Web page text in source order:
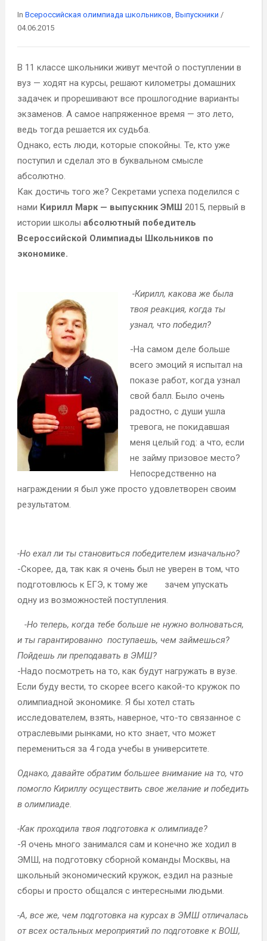
In Всероссийская олимпиада школьников, Выпускники /
04.06.2015
В 11 классе школьники живут мечтой о поступлении в
вуз — ходят на курсы, решают километры домашних
задачек и прорешивают все прошлогодние варианты
экзаменов. А самое напряженное время — это лето,
ведь тогда решается их судьба.
Однако, есть люди, которые спокойны. Те, кто уже
поступил и сделал это в буквальном смысле
абсолютно.
Как достичь того же? Секретами успеха поделился с
нами Кирилл Марк — выпускник ЭМШ 2015, первый в
истории школы абсолютный победитель
Всероссийской Олимпиады Школьников по
экономике.
-Кирилл, какова же была
твоя реакция, когда ты
узнал, что победил?
-На самом деле больше
всего эмоций я испытал на
показе работ, когда узнал
свой балл. Было очень
радостно, с души ушла
тревога, не покидавшая
меня целый год: а что, если
не займу призовое место?
Непосредственно на
награждении я был уже просто удовлетворен своим
результатом.
-Но ехал ли ты становиться победителем изначально?
-Скорее, да, так как я очень был не уверен в том, что
подготовлюсь к ЕГЭ, к тому же зачем упускать
одну из возможностей поступления.
-Но теперь, когда тебе больше не нужно волноваться,
и ты гарантированно поступаешь, чем займешься?
Пойдешь ли преподавать в ЭМШ?
-Надо посмотреть на то, как будут нагружать в вузе.
Если буду вести, то скорее всего какой-то кружок по
олимпиадной экономике. Я бы хотел стать
исследователем, взять, наверное, что-то связанное с
отраслевыми рынками, но кто знает, что может
перемениться за 4 года учебы в университете.
Однако, давайте обратим большее внимание на то, что
помогло Кириллу осуществить свое желание и победить
в олимпиаде.
-Как проходила твоя подготовка к олимпиаде?
-Я очень много занимался сам и конечно же ходил в
ЭМШ, на подготовку сборной команды Москвы, на
школьный экономический кружок, ездил на разные
сборы и просто общался с интересными людьми.
-А, все же, чем подготовка на курсах в ЭМШ отличалась
от всех остальных мероприятий по подготовке к ВОШ,